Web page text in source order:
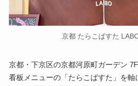
京都 たらこぱすた
京都・下京区の京都河原町ガーデン
看板メニューの「たらこぱすた」を軸